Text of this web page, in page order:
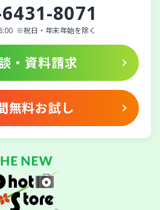
8071
※祝日・年末年始を除く
・資料請求
無料お試し